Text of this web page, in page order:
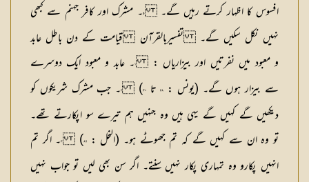
افسوس کا اظہار کرتے رہیں گے۔٥۔ مشرک اور کافر جہنم سے کبھی
نہیں نکل سکیں گے۔ تفسیربالقرآن قیامت کے دن باطل عابد
و معبود میں نفرتیں اور بیزاریاں :١۔ عابد و معبود ایک دوسرے
سے بیزار ہوں گے۔ (یونس : ٢٨تا٣٠)٢۔ جب مشرک شریکوں کو
دیکھیں گے کہیں گے یہی ہیں وہ جنہیں ہم تیرے سو اپکارتے تھے۔
تو وہ ان سے کہیں گے کہ تم جھوٹے ہو۔ (النحل : ٨٦)٣۔ اگر تم
انہیں پکارو وہ تمہاری پکار نہیں سنتے۔ اگر سن بھی لیں تو جواب نہیں